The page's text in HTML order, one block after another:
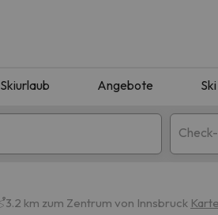
Skiurlaub Angebote
Berghotels
3.2 km zum Zentrum von Innsbruck Karte